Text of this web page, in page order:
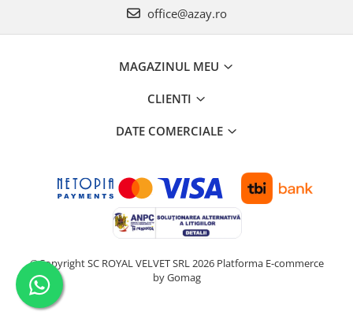
office@azay.ro
MAGAZINUL MEU
CLIENTI
DATE COMERCIALE
©Copyright SC ROYAL VELVET SRL 2026 Platforma E-commerce
by Gomag